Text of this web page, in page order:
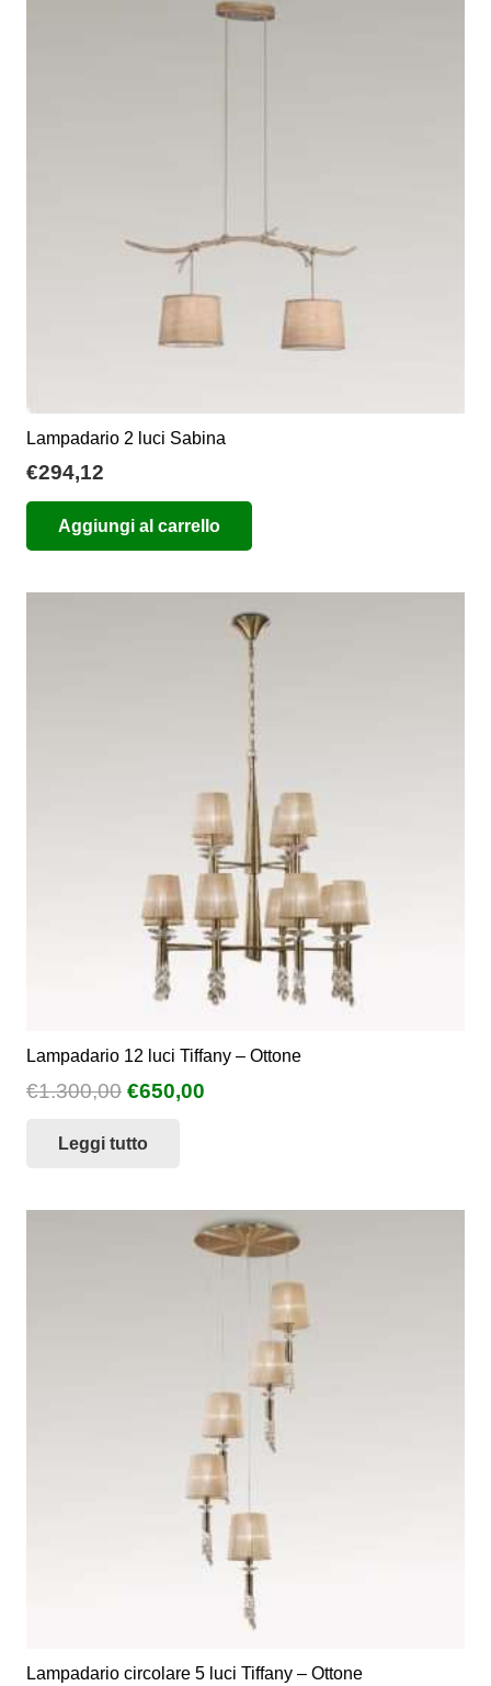
Lampadario 2 luci Sabina
€294,12
Aggiungi al carrello
Lampadario 12 luci Tiffany – Ottone
€1.300,00 Il
originale
€650,00
Leggi tutto
Lampadario circolare 5 luci Tiffany – Ottone